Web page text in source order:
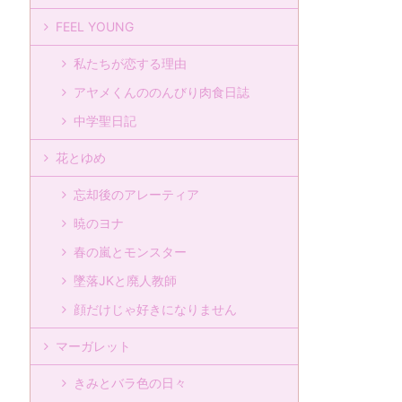
FEEL YOUNG
私たちが恋する理由
アヤメくんののんびり肉食日誌
中学聖日記
花とゆめ
忘却後のアレーティア
暁のヨナ
春の嵐とモンスター
墜落JKと廃人教師
顔だけじゃ好きになりません
マーガレット
きみとバラ色の日々